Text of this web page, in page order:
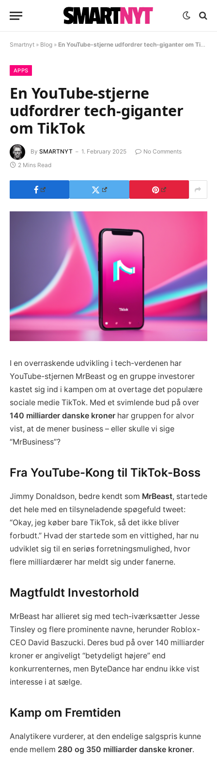
Smartnyt » Blog » En YouTube-stjerne udfordrer tech-giganter om TikTok
APPS
En YouTube-stjerne
udfordrer tech-giganter
om TikTok
By SMARTNYT 1. February 2025
No Comments
2 Mins Read
I en overraskende udvikling i tech-verdenen har
YouTube-stjernen MrBeast og en gruppe investorer
kastet sig ind i kampen om at overtage det populære
sociale medie TikTok. Med et svimlende bud på over
140 milliarder danske kroner har gruppen for alvor
vist, at de mener business – eller skulle vi sige
“MrBusiness”?
Fra YouTube-Kong til TikTok-Boss
Jimmy Donaldson, bedre kendt som MrBeast, startede
det hele med en tilsyneladende spøgefuld tweet:
“Okay, jeg køber bare TikTok, så det ikke bliver
forbudt.” Hvad der startede som en vittighed, har nu
udviklet sig til en seriøs forretningsmulighed, hvor
flere milliardærer har meldt sig under fanerne.
Magtfuldt Investorhold
MrBeast har allieret sig med tech-iværksætter Jesse
Tinsley og flere prominente navne, herunder Roblox-
CEO David Baszucki. Deres bud på over 140 milliarder
kroner er angiveligt “betydeligt højere” end
konkurrenternes, men ByteDance har endnu ikke vist
interesse i at sælge.
Kamp om Fremtiden
Analytikere vurderer, at den endelige salgspris kunne
ende mellem 280 og 350 milliarder danske kroner.